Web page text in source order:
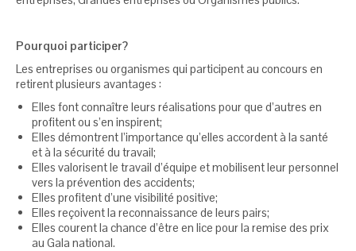
Pourquoi participer?
Les entreprises ou organismes qui participent au concours en
retirent plusieurs avantages :
Elles font connaître leurs réalisations pour que d’autres en
profitent ou s’en inspirent;
Elles démontrent l’importance qu’elles accordent à la santé
et à la sécurité du travail;
Elles valorisent le travail d’équipe et mobilisent leur personnel
vers la prévention des accidents;
Elles profitent d’une visibilité positive;
Elles reçoivent la reconnaissance de leurs pairs;
Elles courent la chance d’être en lice pour la remise des prix
au Gala national.